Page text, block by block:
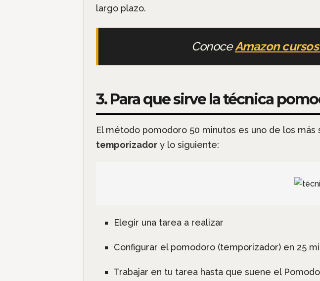
largo plazo.
ConoceAmazon
3. Para que sirve la técnica
El método pomodoro 50 minutos es uno de los
temporizadory lo siguiente:
Elegir una tarea a realizar
Configurar el pomodoro (temporizador) en 25
Trabajar en tu tarea hasta que suene el